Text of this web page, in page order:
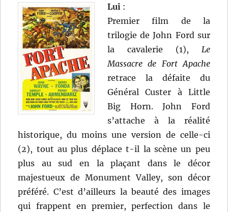
Lui :
Premier film de la
trilogie de John Ford sur
la cavalerie (1), Le
Massacre de Fort Apache
retrace la défaite du
Général Custer à Little
Big Horn. John Ford
s’attache à la réalité
historique, du moins une version de celle-ci
(2), tout au plus déplace t-il la scène un peu
plus au sud en la plaçant dans le décor
majestueux de Monument Valley, son décor
préféré. C’est d’ailleurs la beauté des images
qui frappent en premier, perfection dans le